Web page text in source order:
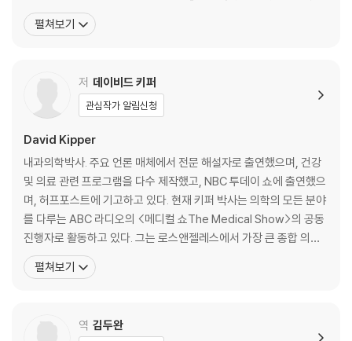
3. 사고방식을 이끄는 줄다리기
세부 사항에 대한 집중력과 주의력
피드포워드와 피드백
루틴 만들기
2부. 나의 뇌 유형은 직장생활에서 어떻게 나타나는가?
4. 성공과 야망의 걸림돌
야망에 대하여
방어형의 성공을 가로막는 요인
공격형의 성공을 가로막는 요인
되었다. 그는 수백 개의 라디오 및 TV 쇼에 출연했으며 그의 글은 전
세계 여러 저널, 잡지, 신문에 게재되었다. 또한 코완 박사는 연구 및
펼쳐보기
저 데이비드 키퍼
관심작가 알림신청
David Kipper
내과의학박사. 주요 언론 매체에서 전문 해설자로 출연했으며, 건강
및 의료 관련 프로그램을 다수 제작했고, NBC 투데이 쇼에 출연했으
며, 허프포스트에 기고하고 있다. 현재 키퍼 박사는 의학의 모든 분야
를 다루는 ABC 라디오의 <메디컬 쇼The Medical Show>의 공동
진행자로 활동하고 있다. 그는 로스앤젤레스에서 가장 큰 종합 의료
서비스 제공업체인 비벌리힐스 메디컬 그룹을 공동 설립했다. 또한
스트레스 관리 전문 기관인 캘리포니아 행동의학 연구소를 공동 설립
펼쳐보기
역 김두완